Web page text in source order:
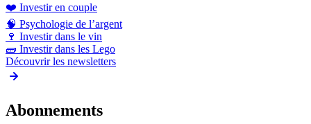
❤️ Investir en couple
🧠 Psychologie de l’argent
🍷 Investir dans le vin
🧱 Investir dans les Lego
Découvrir les newsletters
Abonnements